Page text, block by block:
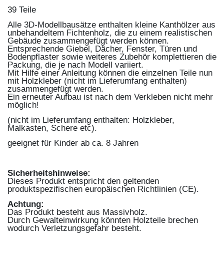
39 Teile
Alle 3D-Modellbausätze enthalten kleine Kanthölzer aus
unbehandeltem Fichtenholz, die zu einem realistischen
Gebäude zusammengefügt werden können.
Entsprechende Giebel, Dächer, Fenster, Türen und
Bodenpflaster sowie weiteres Zubehör komplettieren die
Packung, die je nach Modell variiert.
Mit Hilfe einer Anleitung können die einzelnen Teile nun
mit Holzkleber (nicht im Lieferumfang enthalten)
zusammengefügt werden.
Ein erneuter Aufbau ist nach dem Verkleben nicht mehr
möglich!
(nicht im Lieferumfang enthalten: Holzkleber,
Malkasten, Schere etc).
geeignet für Kinder ab ca. 8 Jahren
Sicherheitshinweise:
Dieses Produkt entspricht den geltenden
produktspezifischen europäischen Richtlinien (CE).
Achtung:
Das Produkt besteht aus Massivholz.
Durch Gewalteinwirkung könnten Holzteile brechen
wodurch Verletzungsgefahr besteht.